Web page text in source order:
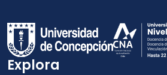
Explora